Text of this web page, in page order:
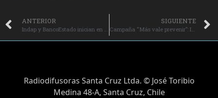
ANTERIOR SIGUIENTE
Campaña “Más vale prevenir”: IPS Entrega recomendaciones a pensionados para evitar fraudes en Fiestas Patrias.
Radiodifusoras Santa Cruz Ltda. © José Toribio
Medina 48-A, Santa Cruz, Chile